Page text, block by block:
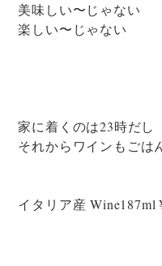
美味しい〜じゃない
楽しい〜じゃない
家に着くのは23時だし
それからワインもごは
イタリア産 Wine187ml